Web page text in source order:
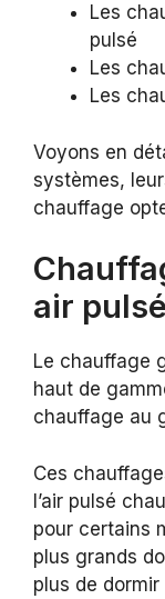
Les
pulsé
Les
Les
Voyons en
systèmes,
chauffage
air pulsé
Le chauffage
haut de
chauffage au
Ces
l’air pulsé
pour certains
plus grands
plus de